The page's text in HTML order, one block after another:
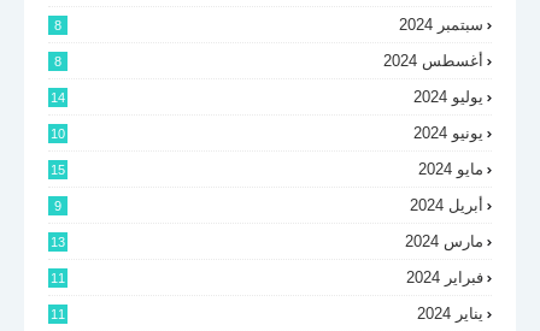
سبتمبر 2024 8
أغسطس 2024 8
يوليو 2024 14
يونيو 2024 10
مايو 2024 15
أبريل 2024 9
مارس 2024 13
فبراير 2024 11
يناير 2024 11